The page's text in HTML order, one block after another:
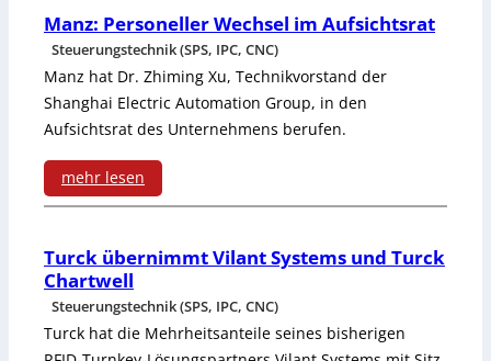
l
h
a
b
e
e
e
r
I
D
C
-
S
t
u
d
i
Manz: Personeller Wechsel im Aufsichtsrat
Steuerungstechnik (SPS, IPC, CNC)
Manz hat Dr. Zhiming Xu, Technikvorstand der
Shanghai Electric Automation Group, in den
Aufsichtsrat des Unternehmens berufen.
mehr lesen
:
M
a
n
Turck übernimmt Vilant Systems und Turck
Chartwell
Steuerungstechnik (SPS, IPC, CNC)
Turck hat die Mehrheitsanteile seines bisherigen